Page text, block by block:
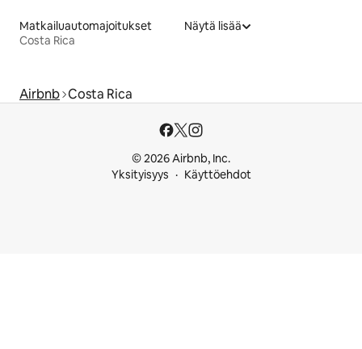
Matkailuautomajoitukset
Costa Rica
Näytä lisää
Airbnb Costa Rica
© 2026 Airbnb, Inc.
Yksityisyys
Käyttöehdot